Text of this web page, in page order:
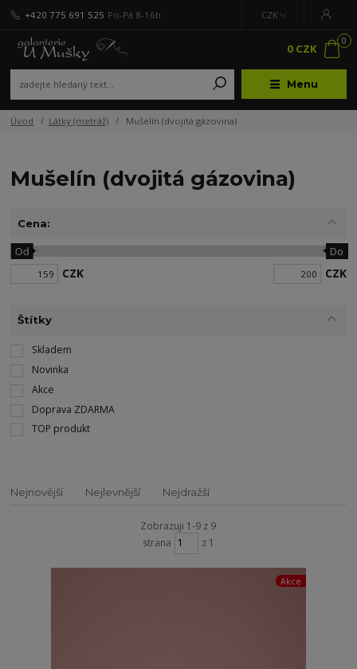
Menu
CZK
+420 775 691 525 Po-Pá 8-16h
0
0 CZK
Úvod Látky (metráž) Mušelín (dvojitá gázovina)
Mušelín (dvojitá gázovina)
Cena:
CZK
Od Do
CZK
Štítky
Skladem
Novinka
Akce
Doprava ZDARMA
TOP produkt
Nejnovější Nejlevnější Nejdražší
Zobrazuji 1-9 z 9
strana
z 1
Akce